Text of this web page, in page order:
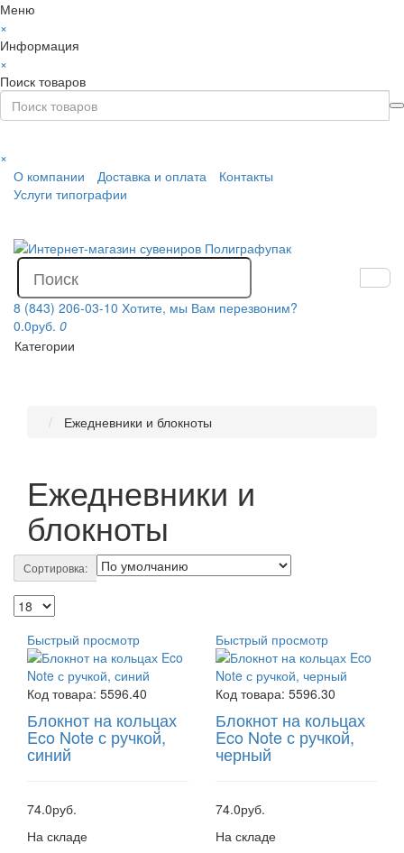
Меню
×
Информация
×
Поиск товаров
×
О компании
Доставка и оплата
Контакты
Услуги типографии
8 (843) 206-03-10 Хотите, мы Вам перезвоним?
0.0руб. 0
Категории
Ежедневники и блокноты
Ежедневники и
блокноты
Сортировка:
Быстрый просмотр
Код товара: 5596.40
Блокнот на кольцах
Eco Note с ручкой,
синий
74.0руб.
На складе
Быстрый просмотр
Код товара: 5596.30
Блокнот на кольцах
Eco Note с ручкой,
черный
74.0руб.
На складе